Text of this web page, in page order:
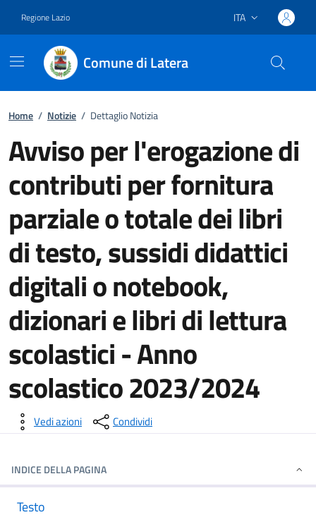
Regione Lazio Lingua attiva:
ITA
Comune di Latera
Home / Notizie / Dettaglio Notizia
Avviso per l'erogazione di
contributi per fornitura
parziale o totale dei libri
di testo, sussidi didattici
digitali o notebook,
dizionari e libri di lettura
scolastici - Anno
scolastico 2023/2024
Dettagli della notizia
Vedi azioni Condividi
INDICE DELLA PAGINA
Testo